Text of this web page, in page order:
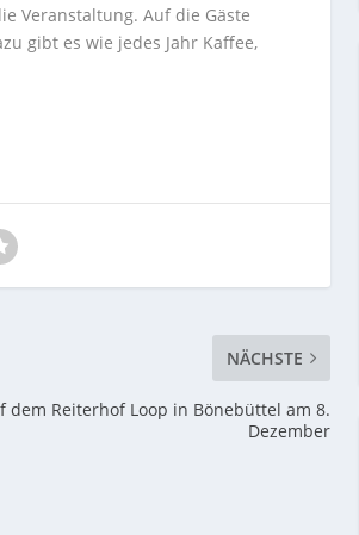
Veranstaltung. Auf die Gäste
gibt es wie jedes Jahr Kaffee,
NÄCHSTE
dem Reiterhof Loop in Bönebüttel am 8.
Dezember